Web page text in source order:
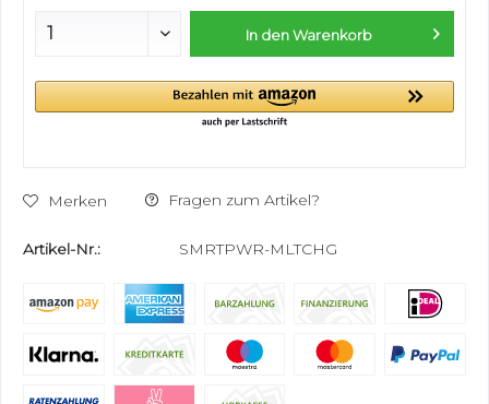
In denWarenkorb
Merken Fragen zum Artikel?
Artikel-Nr.: SMRTPWR-MLTCHG